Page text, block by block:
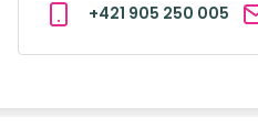
+421 905 250 005